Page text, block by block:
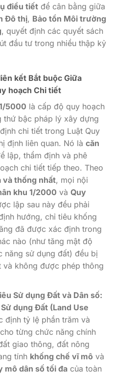
điều tiếtđể cân bằng giữa
Đô thị, Bảo tồn Môi trường
, quyết định các quyết sách
đầu tư trong nhiều thập kỷ
kết Bắt buộc Giữa
hoạch Chi tiết
5000 là cấp độ quy hoạch
thứ bậc pháp lý xây dựng
chi tiết trong Luật Quy
định liên quan. Nó là căn
lập, thẩm định và phê
chi tiết tiếp theo. Theo
và thống nhất, mọi nội
khu 1/2000 và Quy
lập sau này đều phải
hướng, chỉ tiêu khống
đã được xác định trong
nào (như tăng mật độ
năng sử dụng đất) đều bị
và không được phép thông
Sử dụng Đất và Dân số:
dụng Đất (Land Use
định tỷ lệ phần trăm và
từng chức năng chính
giao thông, đất nông
tính khống chế vĩ mô và
mô dân số tối đacủa toàn